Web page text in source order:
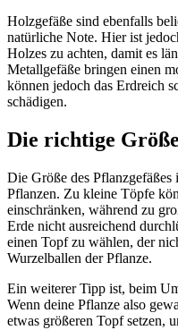
Holzgefäße sind ebenfalls
natürliche Note. Hier ist
Holzes zu achten, damit es
Metallgefäße bringen einen
können jedoch das Erdreich
schädigen.
Die richtige
Die Größe des Pflanzgefäßes
Pflanzen. Zu kleine Töpfe
einschränken, während zu
Erde nicht ausreichend
einen Topf zu wählen, der
Wurzelballen der Pflanze.
Ein weiterer Tipp ist, beim
Wenn deine Pflanze also
etwas größeren Topf setzen,